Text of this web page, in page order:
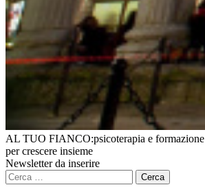
AL TUO FIANCO:psicoterapia e formazione
per crescere insieme
Newsletter da inserire
Ricerca
per: